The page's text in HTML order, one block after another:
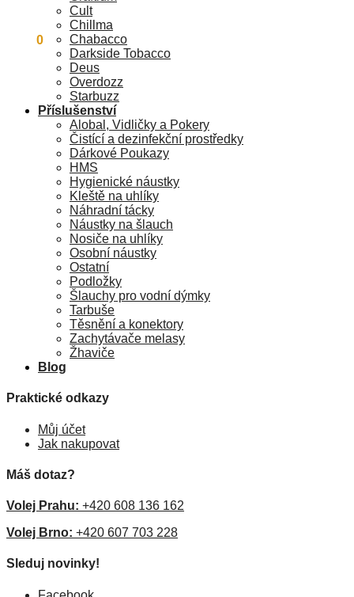
0
Cult
Chillma
Chabacco
Darkside Tobacco
Deus
Overdozz
Starbuzz
Příslušenství
Alobal, Vidličky a Pokery
Čistící a dezinfekční prostředky
Dárkové Poukazy
HMS
Hygienické náustky
Kleště na uhlíky
Náhradní tácky
Náustky na šlauch
Nosiče na uhlíky
Osobní náustky
Ostatní
Podložky
Šlauchy pro vodní dýmky
Tarbuše
Těsnění a konektory
Zachytávače melasy
Žhaviče
Blog
Praktické odkazy
Můj účet
Jak nakupovat
Máš dotaz?
Volej Prahu: +420 608 136 162
Volej Brno: +420 607 703 228
Sleduj novinky!